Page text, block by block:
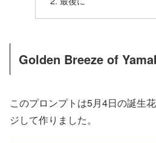
Golden Breeze of
このプロンプトは5月4日の誕生
ジして作りました。